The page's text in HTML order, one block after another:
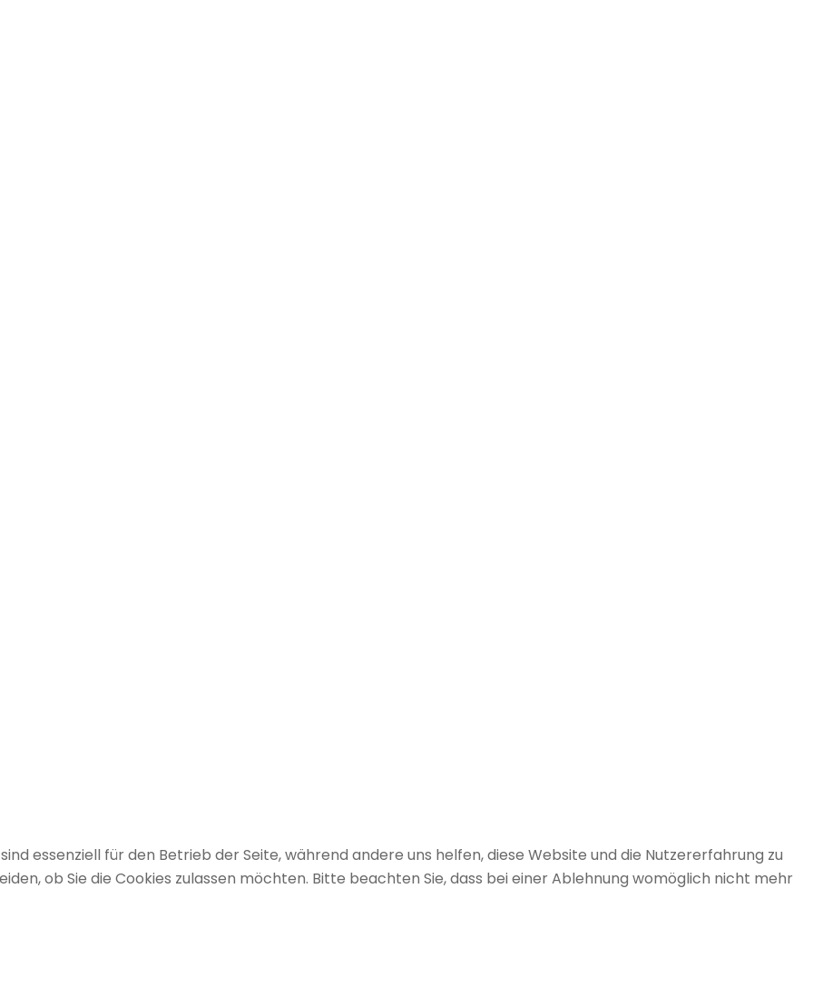
essenziell für den Betrieb der Seite, während andere uns helfen, diese Website und die Nutzererfahrung zu
ob Sie die Cookies zulassen möchten. Bitte beachten Sie, dass bei einer Ablehnung womöglich nicht mehr